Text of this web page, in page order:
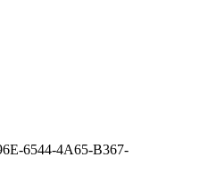
6544-4A65-B367-